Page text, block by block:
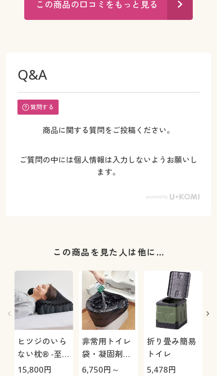
この商品の口コミをもっと見る
Q&A
質問する
商品に関する質問をご投稿ください。
ご質問の中には個人情報は入力しないようお願いし
ます。
この商品を見た人は他に…
ヒツジのいら
ない枕® -至
極-
15,800円
非常用トイレ
袋・凝固剤セ
ット
6,750円～
折り畳み簡易
トイレ
5,478円